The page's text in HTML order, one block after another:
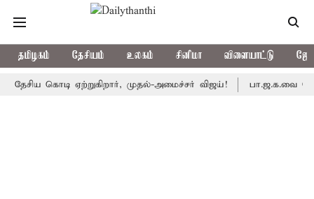
தமிழகம் தேசியம் உலகம் சினிமா விளையாட்டு
கொடி ஏற்றுகிறார், முதல்-அமைச்சர் விஜய்! பா.ஜ.க.வை